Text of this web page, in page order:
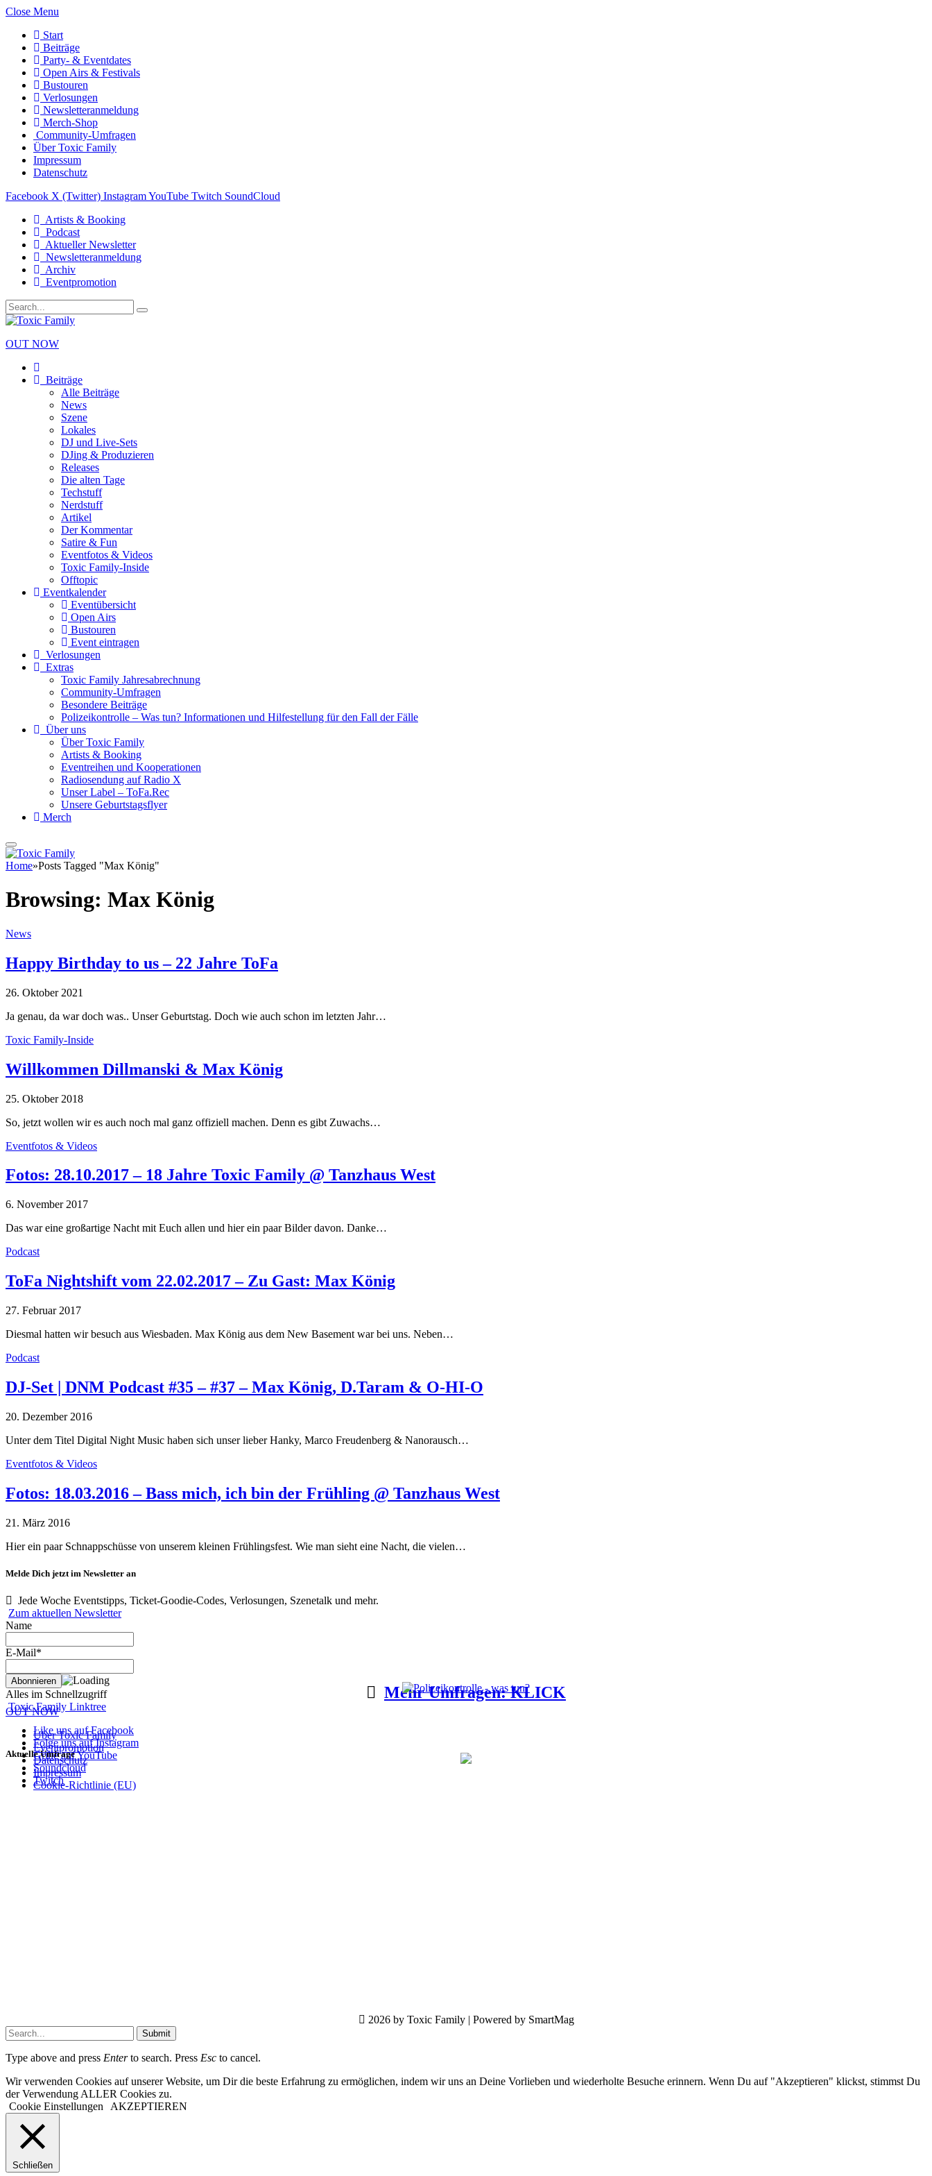
Close Menu
Start
Beiträge
Party- & Eventdates
Open Airs & Festivals
Bustouren
Verlosungen
Newsletteranmeldung
Merch-Shop
Community-Umfragen
Über Toxic Family
Impressum
Datenschutz
Facebook X (Twitter) InstagramYouTube Twitch SoundCloud
Artists & Booking
Podcast
Aktueller Newsletter
Newsletteranmeldung
Archiv
Eventpromotion
OUT NOW
Beiträge
Alle Beiträge
News
Szene
Lokales
DJ und Live-Sets
DJing & Produzieren
Releases
Die alten Tage
Techstuff
Nerdstuff
Artikel
Der Kommentar
Satire & Fun
Eventfotos & Videos
Toxic Family-Inside
Offtopic
Eventkalender
Eventübersicht
Open Airs
Bustouren
Event eintragen
Verlosungen
Extras
Toxic Family Jahresabrechnung
Community-Umfragen
Besondere Beiträge
Polizeikontrolle – Was tun? Informationen und Hilfestellung für den Fall der Fälle
Über uns
Über Toxic Family
Artists & Booking
Eventreihen und Kooperationen
Radiosendung auf Radio X
Unser Label – ToFa.Rec
Unsere Geburtstagsflyer
Merch
Home»Posts Tagged "Max König"
Browsing: Max König
News
Happy Birthday to us – 22 Jahre ToFa
26. Oktober 2021
Ja genau, da war doch was.. Unser Geburtstag. Doch wie auch schon im letzten Jahr…
Toxic Family-Inside
Willkommen Dillmanski & Max König
25. Oktober 2018
So, jetzt wollen wir es auch noch mal ganz offiziell machen. Denn es gibt Zuwachs…
Eventfotos & Videos
Fotos: 28.10.2017 – 18 Jahre Toxic Family @ Tanzhaus West
6. November 2017
Das war eine großartige Nacht mit Euch allen und hier ein paar Bilder davon. Danke…
Podcast
ToFa Nightshift vom 22.02.2017 – Zu Gast: Max König
27. Februar 2017
Diesmal hatten wir besuch aus Wiesbaden. Max König aus dem New Basement war bei uns. Neben…
Podcast
DJ-Set | DNM Podcast #35 – #37 – Max König, D.Taram & O-HI-O
20. Dezember 2016
Unter dem Titel Digital Night Music haben sich unser lieber Hanky, Marco Freudenberg & Nanorausch…
Eventfotos & Videos
Fotos: 18.03.2016 – Bass mich, ich bin der Frühling @ Tanzhaus West
21. März 2016
Hier ein paar Schnappschüsse von unserem kleinen Frühlingsfest. Wie man sieht eine Nacht, die vielen…
Melde Dich jetzt im Newsletter an
Jede Woche Eventstipps, Ticket-Goodie-Codes, Verlosungen, Szenetalk und mehr.
Zum aktuellen Newsletter
Name
E-Mail*
Alles im Schnellzugriff
Toxic Family Linktree
Like uns auf Facebook
Folge uns auf Instagram
Grille auf YouTube
Soundcloud
Twitch
Aktuelle Umfrage
Mehr Umfragen: KLICK
OUT NOW
Über Toxic Family
Eventpromotion
Datenschutz
Impressum
Cookie-Richtlinie (EU)
2026 by Toxic Family | Powered by SmartMag
Submit
Type above and press Enterto search. Press Esc to cancel.
Wir verwenden Cookies auf unserer Website, um Dir die beste Erfahrung zu ermöglichen, indem wir uns an Deine Vorlieben und wiederholte Besuche erinnern. Wenn Du auf "Akzeptieren" klickst, stimmst Du
der Verwendung ALLER Cookies zu.
Cookie Einstellungen
AKZEPTIEREN
Schließen